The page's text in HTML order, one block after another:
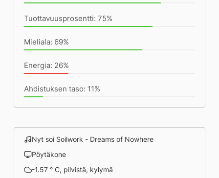
Tuottavuusprosentti: 75%
Mieliala: 69%
Energia: 26%
Ahdistuksen taso: 11%
Nyt soi Soilwork - Dreams of Nowhere
Pöytäkone
-1.57 ° C, pilvistä, kylymä